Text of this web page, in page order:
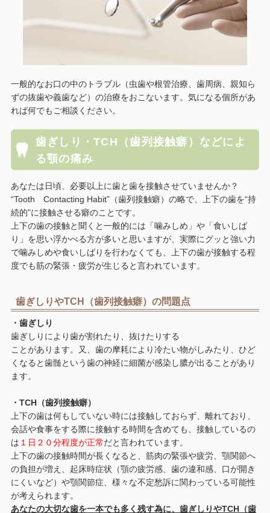
一般的なお口の中のトラブル（虫歯や根管治療、歯周病、親知ら
ずの抜歯や義歯など）の治療をおこないます。気になる個所があ
れば何でもご相談ください。
歯ぎしり・TCH（歯列接触癖）などによ
る顎の痛み
あなたは日頃、必要以上に歯と歯を接触させていませんか？
“Tooth Contacting Habit”（歯列接触癖）の略で、上下の歯を“持
続的”に接触させる癖のことです。
上下の歯の接触と聞くと一般的には「噛みしめ」や「食いしば
り」を思い浮かべる方が多いと思いますが、実際にグッと強い力
で噛みしめや食いしばりを行わなくても、上下の歯が接触する程
度でも筋の緊張・疲労が生じると言われています。
歯ぎしりやTCH（歯列接触癖）の問題点
・歯ぎしり
歯ぎしりにより歯が割れたり、抜けたりする
ことがあります。又、歯の摩耗により冷たい物がしみたり、ひど
くなると歯髄という歯の神経に細菌が感染し膿が出ることがあり
ます。
・TCH（歯列接触癖）
上下の歯は何もしていない時には接触しておらず、離れており、
会話や食事をする際に接触する時間を含めても、接触しているの
は １日２０分程度が正常だと言われています。
上下の歯の接触時間が長くなると、筋肉の緊張や疲労、顎関節へ
の負担が増え、起床時症状（顎の疲労感、歯の違和感、口が開き
にくいなど）や顎関節症、様々な不定愁訴に関わっている可能性
が考えられます。
あなたの大切な歯を一本でも多く残す為に、歯ぎしりやTCH（歯